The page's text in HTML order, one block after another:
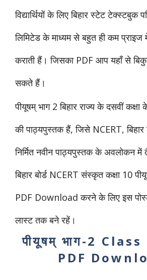
विद्यार्थियों के लिए बिहार स्टेट टेक्स्टबुक
लिमिटेड के माध्यम से बहुत ही कम
कराती हैं। जिसका PDF आप यहाँ से
सकते हैं।
पीयूषम् भाग 2 बिहार राज्य के दसवीं
की पाठ्यपुस्तक हैं, जिसे NCERT, बिहार
निर्मित नवीन पाठ्यपुस्तक के अवलोकन में
बिहार बोर्ड NCERT संस्कृत कक्षा 10
PDF Download करने के लिए इस
लास्ट तक बने रहें।
पीयूषम् भाग-2
PDF